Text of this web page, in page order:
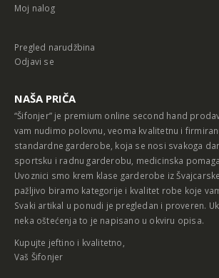
Moj nalog
Pregled narudžbina
Odjavi se
NAŠA PRIČA
“Šifonjer” je premium online second hand
vam nudimo polovnu, veoma kvalitetnu i
standardne garderobe, koja se nosi svakoga
sportsku i radnu garderobu, medicinska
Uvoznici smo krem klase garderobe iz
pažljivo biramo kategorije i kvalitet robe koje
Svaki artikal u ponudi je pregledan i proveren.
neka oštećenja to je napisano u okviru opisa.
Kupujte jeftino i kvalitetno,
Vaš Šifonjer